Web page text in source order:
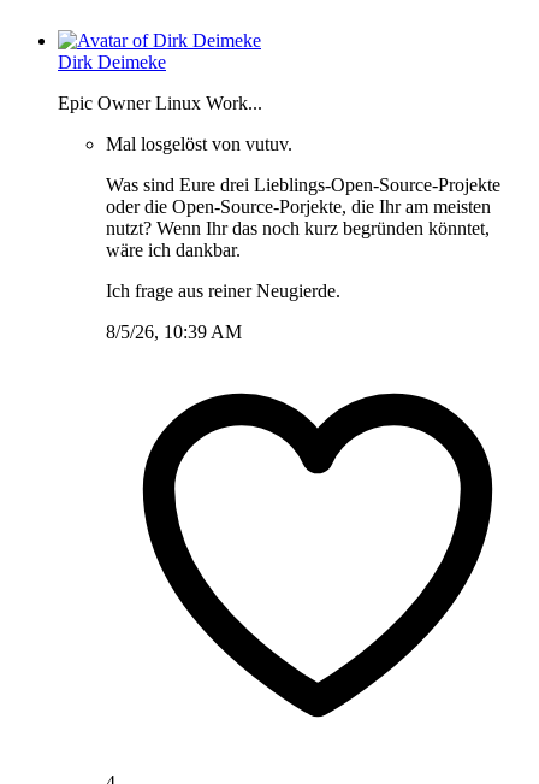
Dirk Deimeke
Epic Owner Linux Work...
Mal losgelöst von vutuv.
Was sind Eure drei Lieblings-Open-Source-Projekte
oder die Open-Source-Porjekte, die Ihr am meisten
nutzt? Wenn Ihr das noch kurz begründen könntet,
wäre ich dankbar.
Ich frage aus reiner Neugierde.
8/5/26, 10:39 AM